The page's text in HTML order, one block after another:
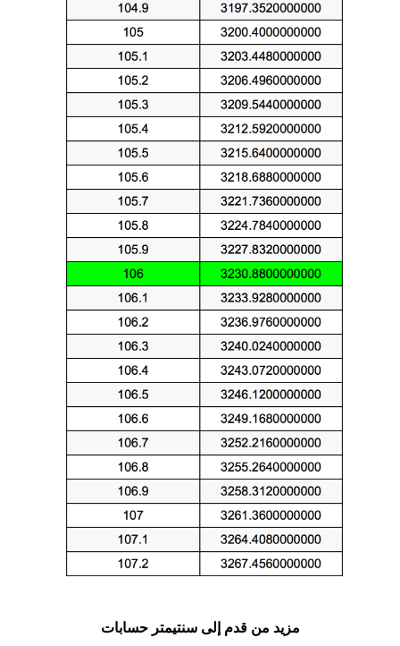
مزيد من قدم إلى سنتيمتر حسابات